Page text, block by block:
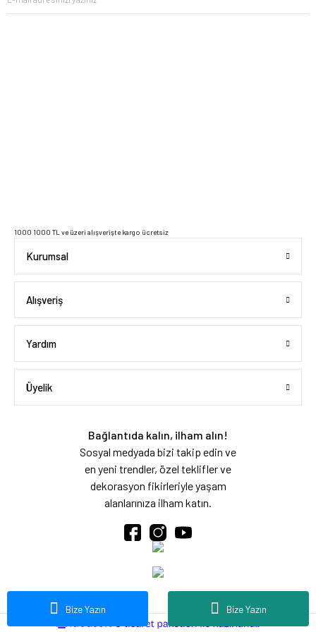
Bize Yazın
Bize Yazın
1000 1000 TL ve üzeri alışverişte kargo ücretsiz
Kurumsal
Alışveriş
Yardım
Üyelik
Bağlantıda kalın, ilham alın!
Sosyal medyada bizi takip edin ve
en yeni trendler, özel teklifler ve
dekorasyon fikirleriyle yaşam
alanlarınıza ilham katın.